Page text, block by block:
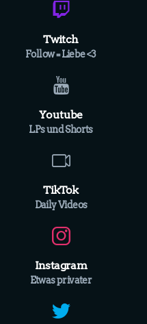
Twitch
Follow = Liebe <3
Youtube
LPs und Shorts
TikTok
Daily Videos
Instagram
Etwas privater